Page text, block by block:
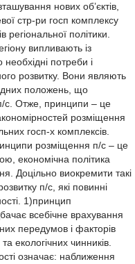
нових об’єктів,
стр-ри госп комплексу
політики.
випливають із
потреби і
розвитку. Вони являють
положень, що
с. Отже, принципи – це
розміщення
госп-х комплексів.
розміщення п/с – це
економічна політика
Доцільно виокремити такі
п/с, які повинні
1)принцип
всебічне врахування
передумов і факторів
екологічних чинників.
означає: наближення